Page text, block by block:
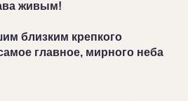
живым!
близким крепкого
главное, мирного неба